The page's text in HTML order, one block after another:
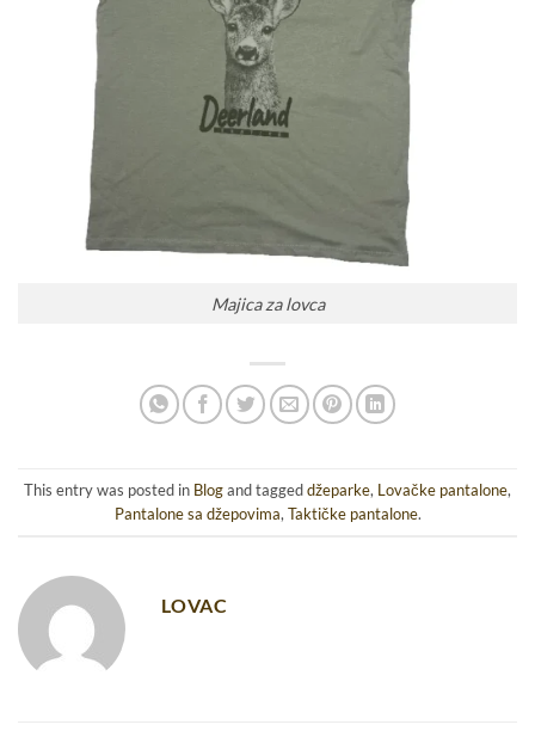
Majica za lovca
This entry was posted in Blogand taggeddžeparke, Lovačke pantalone,
Pantalone sa džepovima, Taktičke pantalone.
LOVAC